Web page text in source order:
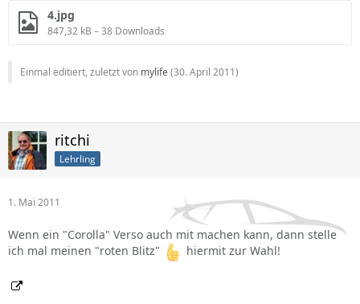
4.jpg
847,32 kB – 38 Downloads
Einmal editiert, zuletzt von mylife(30. April 2011)
ritchi
Lehrling
1. Mai 2011
Wenn ein "Corolla" Verso auch mit machen kann, dann stelle
ich mal meinen "roten Blitz"
hiermit zur Wahl!